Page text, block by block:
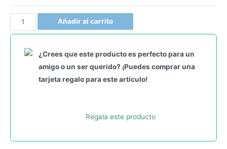
Añadir al carrito
¿Crees que este producto es perfecto para un
amigo o un ser querido? ¡Puedes comprar una
tarjeta regalo para este artículo!
Regala este producto